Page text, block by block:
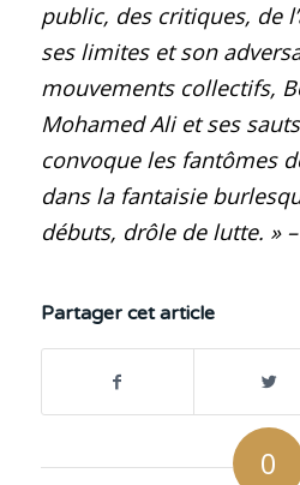
public, des critiques, de
ses limites et son
mouvements collectifs,
Mohamed Ali et ses
convoque les fantômes
dans la fantaisie
débuts, drôle de lutte. » –
Partager cet article
0